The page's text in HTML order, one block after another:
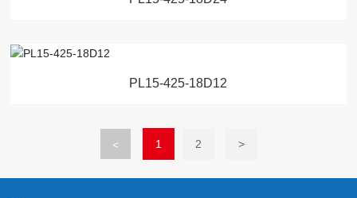
PL15-425-18D12
< 1 2 >